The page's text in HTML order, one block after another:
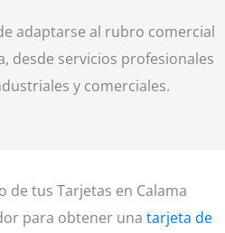
adaptarse al rubro comercial
desde servicios profesionales
y comerciales.
de tus Tarjetas en Calama
para obtener una tarjeta de